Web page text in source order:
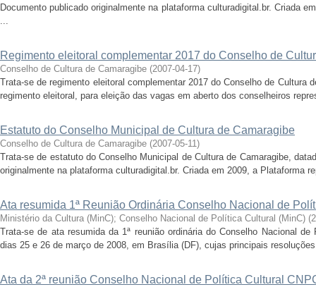
Documento publicado originalmente na plataforma culturadigital.br. Criada
...
Regimento eleitoral complementar 2017 do Conselho de
Conselho de Cultura de Camaragibe (2007-04-17)
Trata-se de regimento eleitoral complementar 2017 do Conselho de Cultura
regimento eleitoral, para eleição das vagas em aberto dos conselheiros
Estatuto do Conselho Municipal de Cultura de Camaragibe
Conselho de Cultura de Camaragibe (2007-05-11)
Trata-se de estatuto do Conselho Municipal de Cultura de Camaragibe,
originalmente na plataforma culturadigital.br. Criada em 2009, a Plataforma
Ata resumida 1ª Reunião Ordinária Conselho Nacional de
Ministério da Cultura (MinC); Conselho Nacional de Política Cultural (MinC) (
Trata-se de ata resumida da 1ª reunião ordinária do Conselho Nacional
dias 25 e 26 de março de 2008, em Brasília (DF), cujas principais
Ata da 2ª reunião Conselho Nacional de Política Cultural